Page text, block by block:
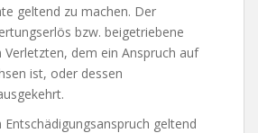
geltend zu machen. Der
bzw. beigetriebene
dem ein Anspruch auf
ist, oder dessen
geltend